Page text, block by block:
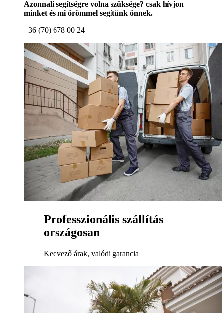
Azonnali segítségre volna szüksége? csak hívjon
minket és mi örömmel segítünk önnek.
+36 (70) 678 00 24
Professzionális szállítás
országosan
Kedvező árak, valódi garancia